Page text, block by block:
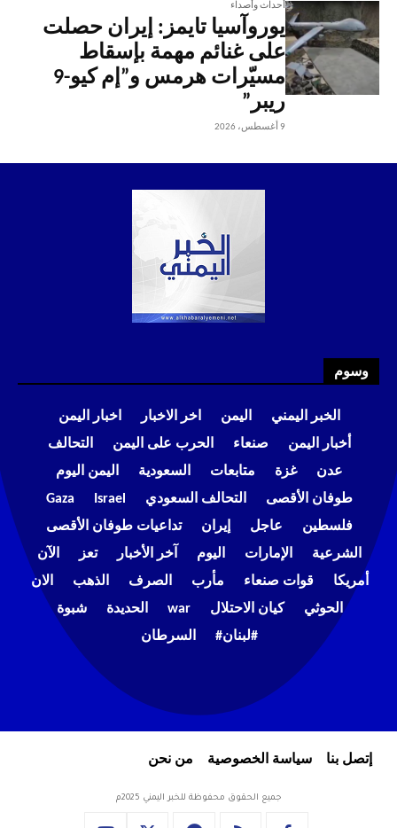
أحداث وأصداء
يوروآسيا تايمز: إيران حصلت
على غنائم مهمة بإسقاط
مسيّرات هرمس و”إم كيو-9
ريبر”
9 أغسطس، 2026
وسوم
الخبر اليمني اليمن اخر الاخبار
اخبار اليمن
أخبار اليمن
صنعاء الحرب على اليمن
التحالف
عدن
غزة متابعات السعودية
اليمن اليوم
طوفان الأقصى
التحالف السعودي Israel
Gaza
فلسطين
عاجل إيران
تداعيات طوفان الأقصى
الشرعية
الإمارات اليوم آخر الأخبار تعز
الآن
أمريكا
قوات صنعاء مأرب الصرف الذهب
الان
الحوثي
كيان الاحتلال war الحديدة
شبوة
#لبنان#
السرطان
إتصل بنا سياسة الخصوصية من نحن
جميع الحقوق محفوظة للخبر اليمني 2025م